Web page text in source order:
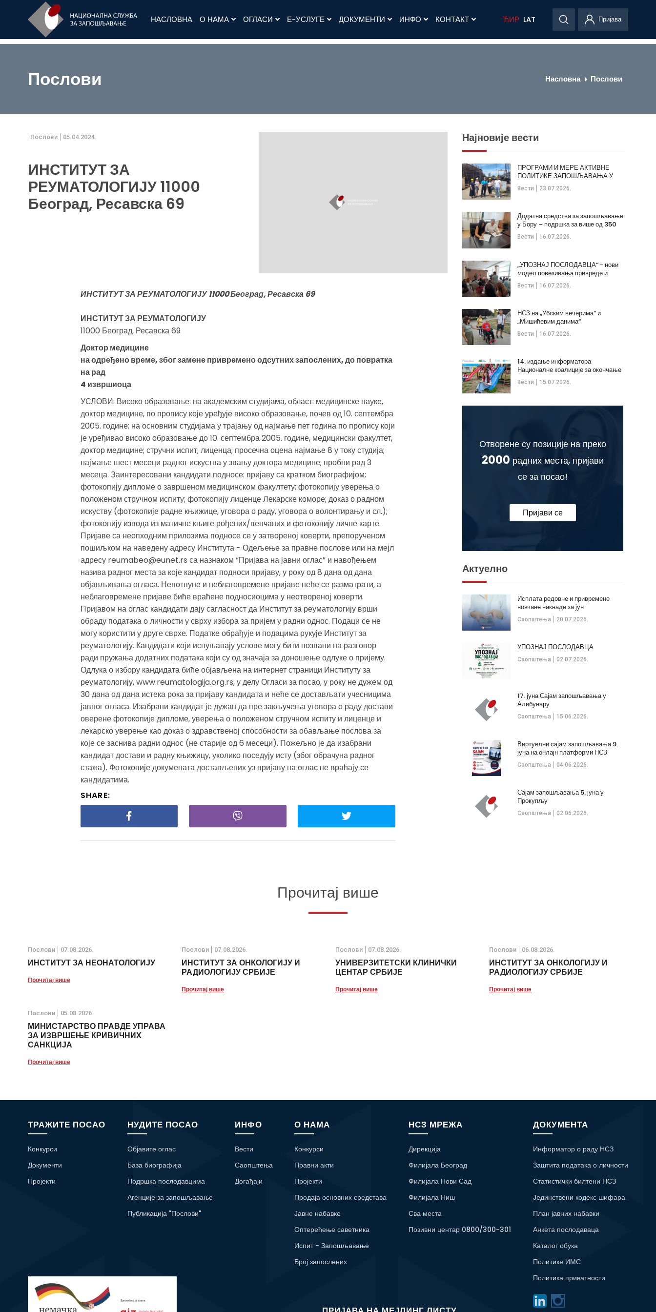
НАСЛОВНА О НАМА ОГЛАСИ Е-УСЛУГЕ ДОКУМЕНТИ ИНФО КОНТАКТ ЋИР LAT Пријава
Послови Насловна Послови
Послови 05.04.2024.
ИНСТИТУТ ЗА
РЕУМАТОЛОГИЈУ 11000
Београд, Ресавска 69
ИНСТИТУТ ЗА РЕУМАТОЛОГИЈУ 11000 Београд, Ресавска 69
ИНСТИТУТ ЗА РЕУМАТОЛОГИЈУ
11000 Београд, Ресавска 69
Доктор медицине
на одређено време, због замене привремено одсутних запослених, до повратка
на рад
4 извршиоца
УСЛОВИ: Високо образовање: на академским студијама, област: медицинске науке,
доктор медицине, по пропису које уређује високо образовање, почев од 10. септембра
2005. године; на основним студијама у трајању од најмање пет година по пропису који
је уређивао високо образовање до 10. септембра 2005. године, медицински факултет,
доктор медицине; стручни испит; лиценца; просечна оцена најмање 8 у току студија;
најмање шест месеци радног искуства у звању доктора медицине; пробни рад 3
месеца. Заинтересовани кандидати подносе: пријаву са кратком биографијом;
фотокопију дипломе о завршеном медицинском факултету; фотокопију уверења о
положеном стручном испиту; фотокопију лиценце Лекарске коморе; доказ о радном
искуству (фотокопије радне књижице, уговора о раду, уговора о волонтирању и сл.);
фотокопију извода из матичне књиге рођених/венчаних и фотокопију личне карте.
Пријаве са неопходним прилозима подносе се у затвореној коверти, препорученом
пошиљком на наведену адресу Института - Одељење за правне послове или на мејл
адресу reumabeo@eunet.rs са назнаком “Пријава на јавни оглас” и навођењем
назива радног места за које кандидат подноси пријаву, у року од 8 дана од дана
објављивања огласа. Непотпуне и неблаговремене пријаве неће се разматрати, а
неблаговремене пријаве биће враћене подносиоцима у неотвореној коверти.
Пријавом на оглас кандидати дају сагласност да Институт за реуматологију врши
обраду података о личности у сврху избора за пријем у радни однос. Подаци се не
могу користити у друге сврхе. Податке обрађује и подацима рукује Институт за
реуматологију. Кандидати који испуњавају услове могу бити позвани на разговор
ради пружања додатних података који су од значаја за доношење одлуке о пријему.
Одлука о избору кандидата биће објављена на интернет страници Институту за
реуматологију, www.reumatologija.org.rs, у делу Огласи за посао, у року не дужем од
30 дана од дана истека рока за пријаву кандидата и неће се достављати учесницима
јавног огласа. Изабрани кандидат је дужан да пре закључења уговора о раду достави
оверене фотокопије дипломе, уверења о положеном стручном испиту и лиценце и
лекарско уверење као доказ о здравственој способности за обављање послова за
које се заснива радни однос (не старије од 6 месеци). Пожељно је да изабрани
кандидат достави и радну књижицу, уколико поседују исту (због обрачуна радног
стажа). Фотокопије докумената достављених уз пријаву на оглас не враћају се
кандидатима.
SHARE:
Најновије вести
Вести 23.07.2026.
ПРОГРАМИ И МЕРЕ АКТИВНЕ
ПОЛИТИКЕ ЗАПОШЉАВАЊА У
ОПШТИНИ КЛАДОВО
Вести 16.07.2026.
Додатна средства за запошљавање
у Бору – подршка за више од 350
незапослених
Вести 16.07.2026.
„УПОЗНАЈ ПОСЛОДАВЦА“ - нови
модел повезивања привреде и
стручних кадрова
Вести 16.07.2026.
НСЗ на „Убским вечерима“ и
„Мишићевим данима“
Вести 15.07.2026.
14. издање информатора
Националне коалиције за окончање
дечијих бракова
Отворене су позиције на преко
2000 радних места, пријави
се за посао!
Пријави се
Актуелно
Саопштења 20.07.2026.
Исплата редовне и привремене
новчане накнаде за јун
Саопштења 02.07.2026.
УПОЗНАЈ ПОСЛОДАВЦА
Саопштења 15.06.2026.
17. јуна Сајам запошљавања у
Алибунару
Саопштења 04.06.2026.
Виртуелни сајам запошљавања 9.
јуна на онлајн платформи НСЗ
Саопштења 02.06.2026.
Сајам запошљавања 5. јуна у
Прокупљу
Прочитај више
Послови 07.08.2026.
ИНСТИТУТ ЗА НЕОНАТОЛОГИЈУ
Прочитај више
Послови 07.08.2026.
ИНСТИТУТ ЗА ОНКОЛОГИЈУ И
РАДИОЛОГИЈУ СРБИЈЕ
Прочитај више
Послови 07.08.2026.
УНИВЕРЗИТЕТСКИ КЛИНИЧКИ
ЦЕНТАР СРБИЈЕ
Прочитај више
Послови 06.08.2026.
ИНСТИТУТ ЗА ОНКОЛОГИЈУ И
РАДИОЛОГИЈУ СРБИЈЕ
Прочитај више
Послови 05.08.2026.
МИНИСТАРСТВО ПРАВДЕ УПРАВА
ЗА ИЗВРШЕЊЕ КРИВИЧНИХ
САНКЦИЈА
Прочитај више
ТРАЖИТЕ ПОСАО
Конкурси
Документи
Пројекти
НУДИТЕ ПОСАО
Објавите оглас
База биографија
Подршка послодавцима
Агенције за запошљавање
Публикација "Послови"
ИНФО
Вести
Саопштења
Догађаји
О НАМА
Конкурси
Правни акти
Пројекти
Продаја основних средстава
Јавне набавке
Оптерећење саветника
Испит - Запошљавање
Број запослених
НСЗ МРЕЖА
Дирекција
Филијала Београд
Филијала Нови Сад
Филијала Ниш
Сва места
Позивни центар 0800/300-301
ДОКУМЕНТА
Информатор о раду НСЗ
Заштита података о личности
Статистички билтени НСЗ
Јединствени кодекс шифара
План јавних набавки
Анкета послодаваца
Каталог обука
Политике ИМС
Политика приватности